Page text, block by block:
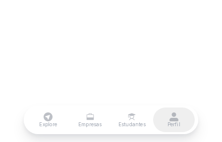
Explore Empresas Estudantes Perfil